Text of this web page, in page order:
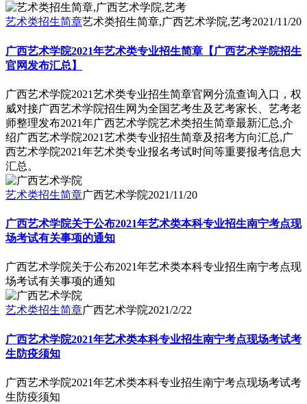
艺术类招生简章艺术类招生简章,广西艺术学院,艺考2021/11/20
广西艺术学院2021年艺术类专业招生简章【广西艺术学院招生
官网发布汇总】
广西艺术学院2021艺术类专业招生简章官网分流查询入口，权
威对接广西艺术学院招生网为全国艺考生及艺考家长、艺考老
师整理发布2021年广西艺术学院艺术类招生简章最新汇总,介
绍广西艺术学院2021艺术类专业招生简章及招考方向汇总,广
西艺术学院2021年艺术类专业报名考试时间等重要报考信息大
汇总。
艺术类招生简章广西艺术学院2021/11/20
广西艺术学院关于公布2021年艺术类本科专业招生南宁考点现
场考试有关事项的通知
广西艺术学院关于公布2021年艺术类本科专业招生南宁考点现
场考试有关事项的通知
艺术类招生简章广西艺术学院2021/2/22
广西艺术学院2021年艺术类本科专业招生南宁考点现场考试考
生防疫须知
广西艺术学院2021年艺术类本科专业招生南宁考点现场考试考
生防疫须知